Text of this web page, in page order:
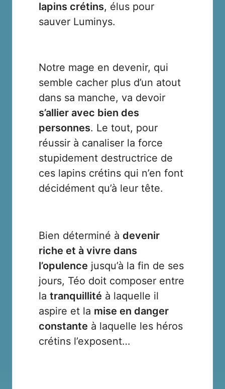
lapins crétins, élus pour
sauver Luminys.
Notre mage en devenir, qui
semble cacher plus d’un atout
dans sa manche, va devoir
s’allier avec bien des
personnes. Le tout, pour
réussir à canaliser la force
stupidement destructrice de
ces lapins crétins qui n’en font
décidément qu’à leur tête.
Bien déterminé à devenir
riche et à vivre dans
l’opulence jusqu’à la fin de ses
jours, Téo doit composer entre
la tranquillité à laquelle il
aspire et la mise en danger
constante à laquelle les héros
crétins l’exposent…